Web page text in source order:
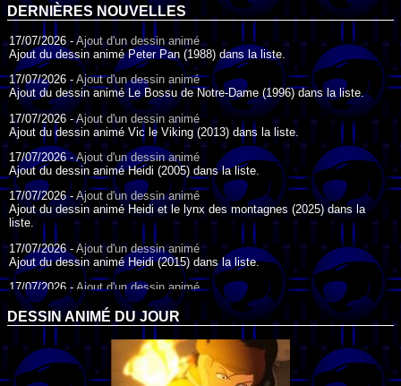
DERNIÈRES NOUVELLES
17/07/2026 -Ajout d'un dessin animé
Ajout du dessin animé Peter Pan (1988) dans la liste.
17/07/2026 - Ajout d'un dessin animé
Ajout du dessin animé Le Bossu de Notre-Dame (1996) dans la liste.
17/07/2026 -Ajout d'un dessin animé
Ajout du dessin animé Vic le Viking (2013) dans la liste.
17/07/2026 -Ajout d'un dessin animé
Ajout du dessin animé Heidi (2005) dans la liste.
17/07/2026 -Ajout d'un dessin animé
Ajout du dessin animé Heidi et le lynx des montagnes (2025) dans la
liste.
17/07/2026 -Ajout d'un dessin animé
Ajout du dessin animé Heidi (2015) dans la liste.
17/07/2026 - Ajout d'un dessin animé
Ajout du dessin animé Heidi (1995) dans la liste.
09/07/2026 -Ajout d'un dessin animé
Ajout du dessin animé Genki l'Aventurier de la Chance (2006) dans la
liste.
04/07/2026 -
Ajout d'un dessin animé
DESSIN ANIMÉ DU JOUR